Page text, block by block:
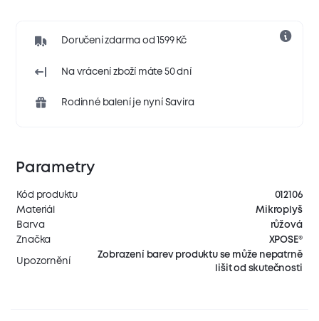
Doručení zdarma od 1599 Kč
Na vrácení zboží máte 50 dní
Rodinné balení je nyní Savira
Parametry
Kód produktu
012106
Materiál
Mikroplyš
Barva
růžová
Značka
XPOSE®
Upozornění
Zobrazení barev produktu se může nepatrně
lišit od skutečnosti